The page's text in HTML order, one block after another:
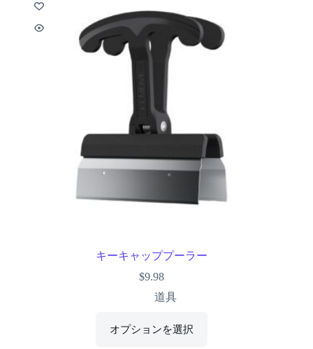
キーキャッププーラー
$9.98
道具
オプションを選択